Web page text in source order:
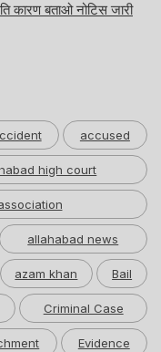
कारण बताओ नोटिस जारी
accused
high court
allahabad news
azam khan Bail
Criminal Case
Evidence